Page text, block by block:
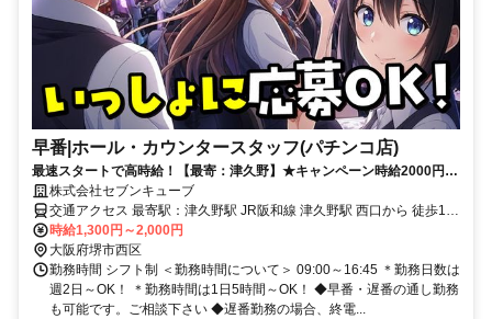
早番|ホール・カウンタースタッフ(パチンコ店)
最速スタートで高時給！【最寄：津久野】★キャンペーン時給2000円★
週2日～＆短時間も可能！しっかり稼げる◎月収30万円以上可能！
株式会社セブンキューブ
交通アクセス 最寄駅：津久野駅 JR阪和線 津久野駅 西口から 徒歩13
分 【交通アクセス】 ◆車通勤（アクセス良好！） 阪神高速・阪和道
「堺IC」より約10～15分 国道26号線・臨海線すぐ！ 堺市各区・高石
市・和泉市・泉大津市・大阪市住吉区方面から通勤便利。 ◆電車・
バス 阪堺線「船尾駅」徒歩8分／南海「諏訪ノ森駅」徒歩12分
JR「鳳駅」車7分／バス停「船尾合同庁舎前」すぐ
時給1,300円～2,000円
大阪府堺市西区
勤務時間 シフト制 ＜勤務時間について＞ 09:00～16:45 ＊勤務日数は
週2日～OK！ ＊勤務時間は1日5時間～OK！ ◆早番・遅番の通し勤務
も可能です。ご相談下さい ◆遅番勤務の場合、終電...